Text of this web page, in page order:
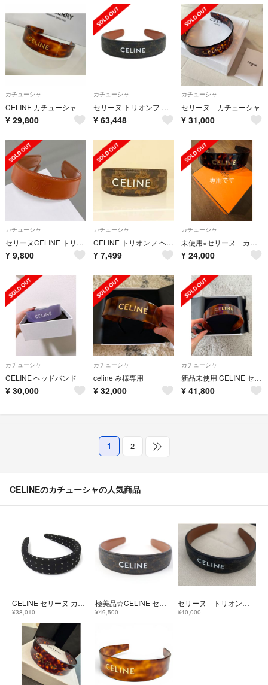
カチューシャ
CELINE カチューシャ
¥ 29,800
カチューシャ
セリーヌ トリオンフ ヘアアクセサリー カチューシャ カーフスキン レザー ファブリック ブラウン 茶 46Z952CCT 箱付 CELINE（新品・未使用品）
¥ 63,448
カチューシャ
セリーヌ カチューシャ
¥ 31,000
カチューシャ
セリーヌCELINE トリオンフ ロゴ カーフスキンカチューシャ 刻印あり
¥ 9,800
カチューシャ
CELINE トリオンフ ヘアカチューシャ
¥ 7,499
カチューシャ
未使用⭐︎セリーヌ カチューシャ
¥ 24,000
カチューシャ
CELINE ヘッドバンド
¥ 30,000
カチューシャ
celine み様専用
¥ 32,000
カチューシャ
新品未使用 CELINE セリーヌ 大人気 カチューシャ ブラウン
¥ 41,800
1 2
CELINEのカチューシャの人気商品
CELINE セリーヌ カチューシャ マイクロ トリオンフ ヘッドバンド ブラック系 シルク レディース ヘアアクセサリー 美品
¥38,010
極美品☆CELINE セリーヌ 2022年製 46Z952CCT レザー トリオンフ ロゴ入り ヘアバンド カチューシャ タン イタリア製 レディース 箱付き
¥49,500
セリーヌ トリオンフ カチューシャ
¥40,000